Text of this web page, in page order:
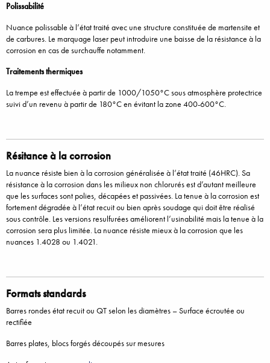
Polissabilité
Nuance polissable à l’état traité avec une structure constituée de martensite et
de carbures. Le marquage laser peut introduire une baisse de la résistance à la
corrosion en cas de surchauffe notamment.
Traitements thermiques
La trempe est effectuée à partir de 1000/1050°C sous atmosphère protectrice
suivi d’un revenu à partir de 180°C en évitant la zone 400-600°C.
Résitance à la corrosion
La nuance résiste bien à la corrosion généralisée à l’état traité (46HRC). Sa
résistance à la corrosion dans les milieux non chlorurés est d’autant meilleure
que les surfaces sont polies, décapées et passivées. La tenue à la corrosion est
fortement dégradée à l’état recuit ou bien après soudage qui doit être réalisé
sous contrôle. Les versions resulfurées améliorent l’usinabilité mais la tenue à la
corrosion sera plus limitée. La nuance résiste mieux à la corrosion que les
nuances 1.4028 ou 1.4021.
Formats standards
Barres rondes état recuit ou QT selon les diamètres – Surface écroutée ou
rectifiée
Barres plates, blocs forgés découpés sur mesures